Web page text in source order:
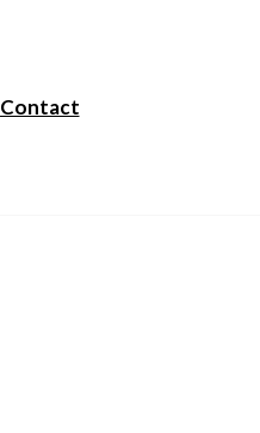
Contact